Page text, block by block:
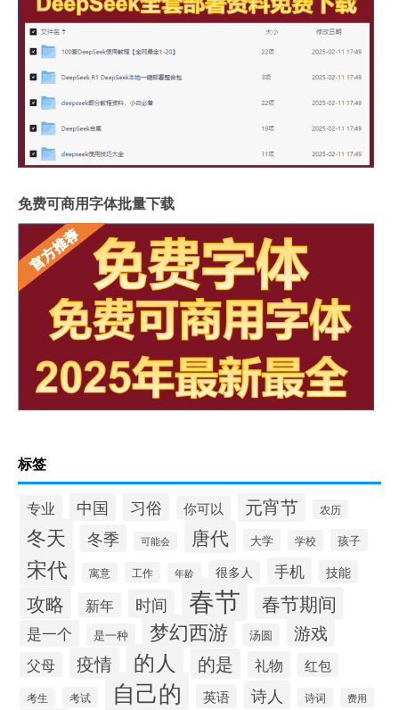
免费可商用字体批量下载
标签
专业 中国 习俗 你可以 元宵节 农历
冬天 冬季 可能会 唐代 大学 学校 孩子
宋代 寓意 工作 年龄 很多人 手机 技能
攻略 新年 时间 春节 春节期间
是一个 是一种 梦幻西游 汤圆 游戏
父母 疫情 的人 的是 礼物 红包
考生 考试 自己的 英语 诗人 诗词 费用